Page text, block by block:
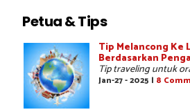
Petua & Tips
Tip Melancong Ke
Berdasarkan
Tip traveling untuk
Jan-27 - 2025 | 8